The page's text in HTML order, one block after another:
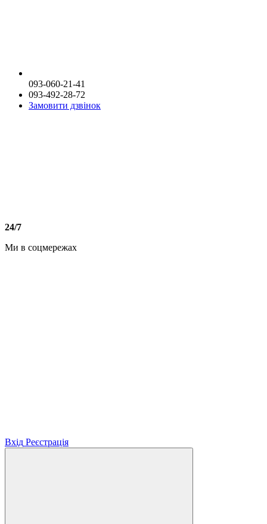
093-060-21-41
093-492-28-72
Замовити дзвінок
24/7
Ми в соцмережах
Вхід Реєстрація